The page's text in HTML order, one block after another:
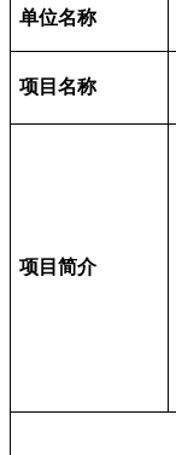
单位名称
项目名称
项目简介